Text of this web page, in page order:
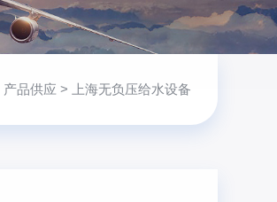
产品供应 > 上海无负压给水设备